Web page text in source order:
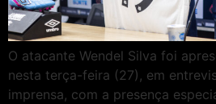
O atacante Wendel Silva foi
nesta terça-feira (27), em
imprensa, com a presença